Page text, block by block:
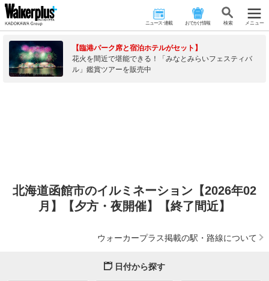
ニュース･連載 おでかけ情報 検 索 メニュー
【臨港パーク席と宿泊ホテルがセット】
花火を間近で堪能できる！「みなとみらいフェスティバ
ル」鑑賞ツアーを販売中
北海道函館市のイルミネーション【2026年02
月】【夕方・夜開催】【終了間近】
ウォーカープラス掲載の駅・路線について
日付から探す